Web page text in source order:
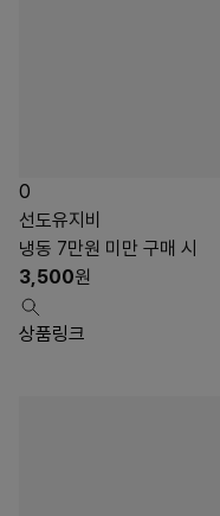
0
선도유지비
냉동 7만원 미만 구매 시
3,500원
상품링크